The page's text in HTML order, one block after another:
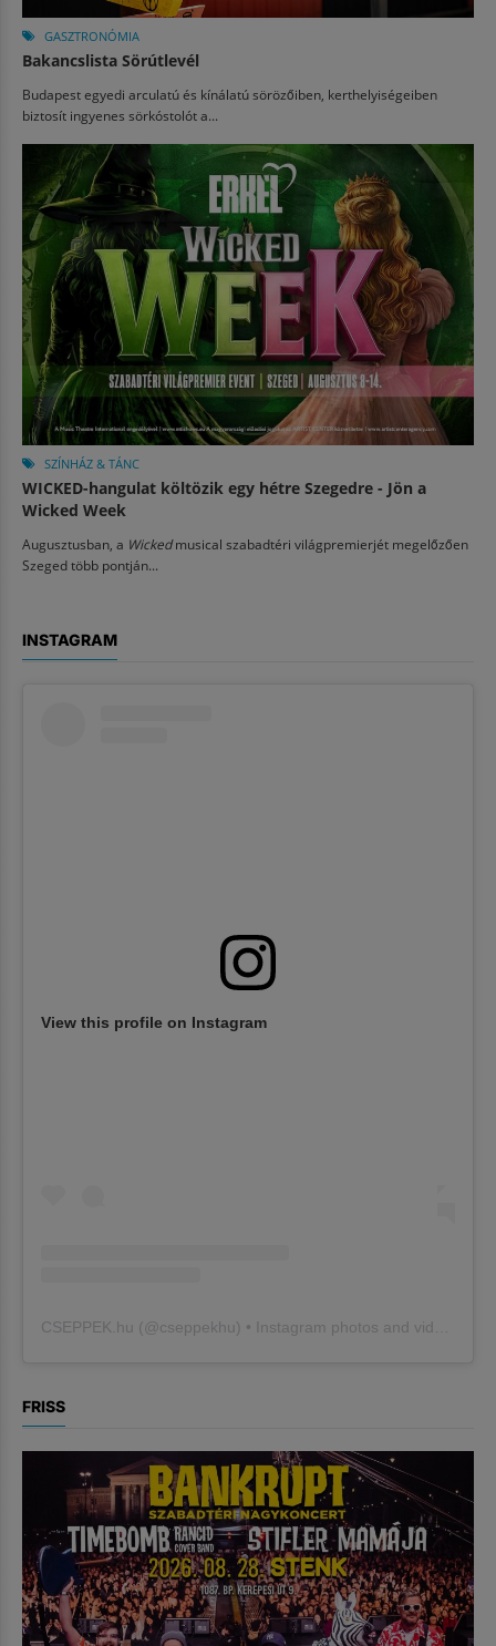
GASZTRONÓMIA
Bakancslista Sörútlevél
Budapest egyedi arculatú és kínálatú sörözőiben, kerthelyiségeiben
biztosít ingyenes sörkóstolót a...
SZÍNHÁZ & TÁNC
WICKED-hangulat költözik egy hétre Szegedre - Jön a
Wicked Week
Augusztusban, a Wickedmusical szabadtéri világpremierjét megelőzően
Szeged több pontján...
INSTAGRAM
View this profile on Instagram
CSEPPEK.hu (@cseppekhu ) • Instagram photos and videos
FRISS